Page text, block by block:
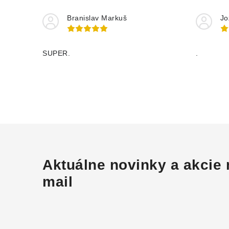
Branislav Markuš
SUPER.
Aktuálne novinky a akcie
mail